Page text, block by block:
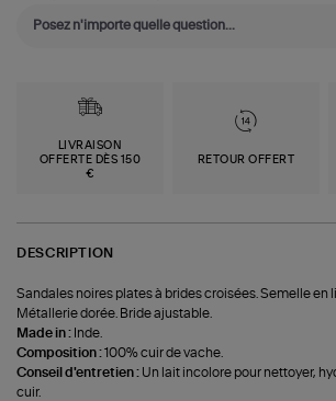
LIVRAISON
OFFERTE DÈS 150
€
RETOUR OFFERT
DESCRIPTION
Sandales noires plates à brides croisées. Semelle en
Métallerie dorée. Bride ajustable.
Made in : Inde.
Composition :100% cuir de vache.
Conseil d'entretien : Un lait incolore pour nettoyer,
cuir.